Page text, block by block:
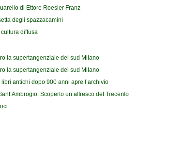
di Ettore Roesler Franz
degli spazzacamini
diffusa
la supertangenziale del sud Milano
la supertangenziale del sud Milano
antichi dopo 900 anni apre l’archivio
Scoperto un affresco del Trecento